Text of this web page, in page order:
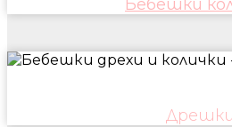
Бебешки
Дрешки